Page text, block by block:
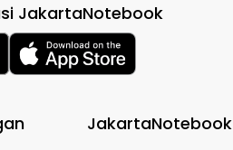
JakartaNotebook
JakartaNotebook